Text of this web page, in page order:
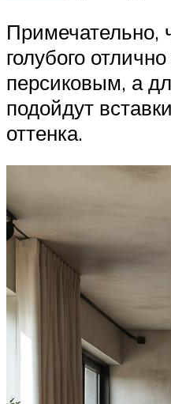
Примечательно,
голубого
персиковым, а
подойдут
оттенка.